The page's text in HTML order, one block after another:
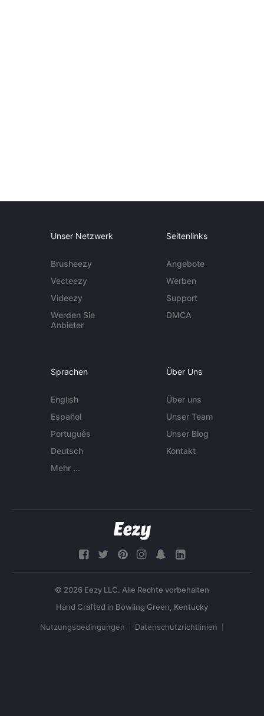
Unser Netzwerk
Brusheezy
Vecteezy
Videezy
Werden Sie
Anbieter
Seitenlinks
Angebote
Werben
Support
DMCA
Sprachen
English
Español
Português
Deutsch
Mehr ...
Über Uns
Über uns
Unser Team
Unser Blog
Kontakt
© 2026 Eezy LLC. Alle Rechte vorbehalten
Nutzungsbedingungen Datenschutzrichtlinien